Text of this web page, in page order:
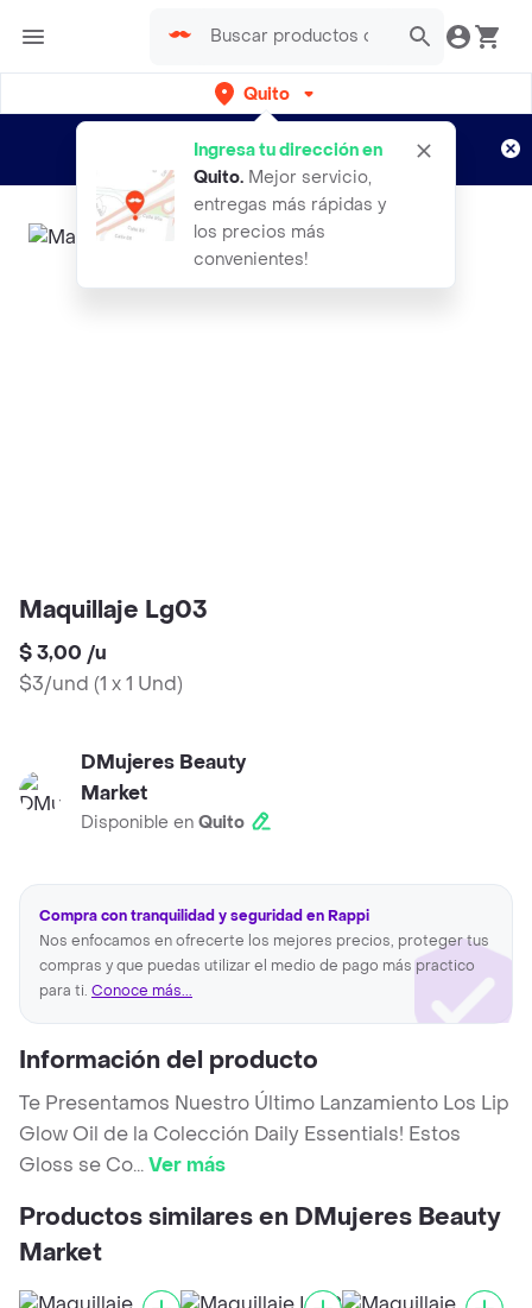
Quito
Ingresa tu dirección en
Quito. Mejor servicio,
entregas más rápidas y
los precios más
convenientes!
envíos gratis por semanas
Aplican TyC
Maquillaje Lg03
$ 3,00 /u
$3/und (1 x 1 Und)
DMujeres Beauty
Market
Disponible en Quito
Compra con tranquilidad y seguridad en Rappi
Nos enfocamos en ofrecerte los mejores precios, proteger tus
compras y que puedas utilizar el medio de pago más practico
para ti. Conoce más...
Información del producto
Te Presentamos Nuestro Último Lanzamiento Los Lip
Glow Oil de la Colección Daily Essentials! Estos
Gloss se Co...Ver más
Productos similares en DMujeres Beauty
Market